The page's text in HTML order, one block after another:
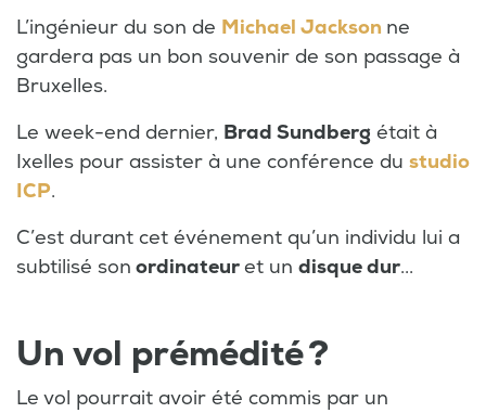
L’ingénieur du son de Michael Jackson ne
gardera pas un bon souvenir de son passage à
Bruxelles.
Le week-end dernier, Brad Sundberg était à
Ixelles pour assister à une conférence du studio
ICP.
C’est durant cet événement qu’un individu lui a
subtilisé son ordinateuret un disque dur...
Un vol prémédité ?
Le vol pourrait avoir été commis par un